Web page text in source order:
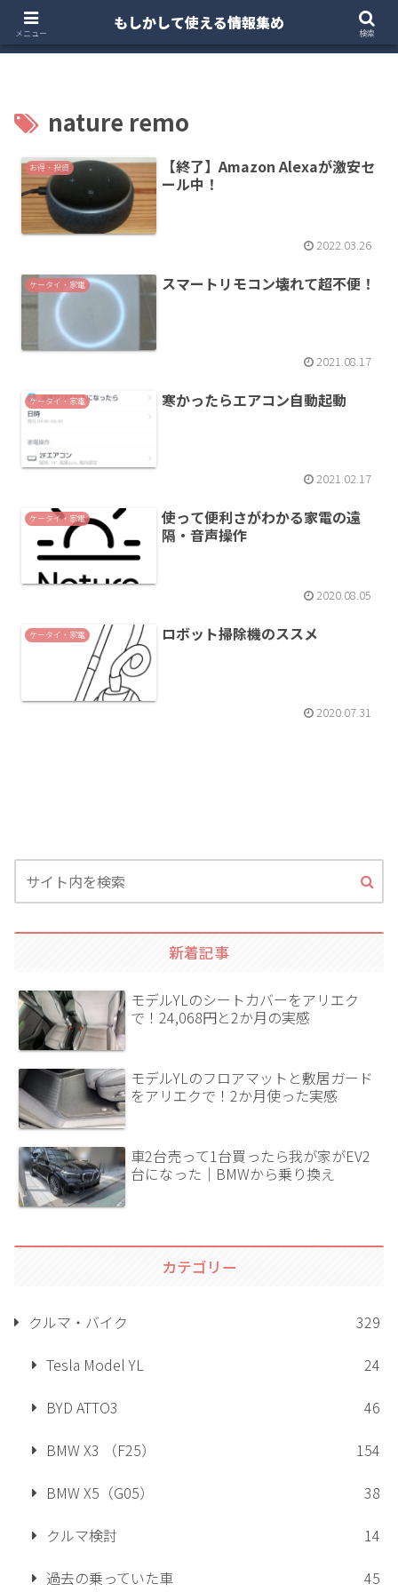
ホーム 注文住宅
nature remo
お得・投資
【終了】Amazon Alexaが激安セ
ール中！
2022.03.26
ケータイ・家電 スマートリモコン壊れて超不便！
2021.08.17
ケータイ・家電 寒かったらエアコン自動起動
2021.02.17
ケータイ・家電
使って便利さがわかる家電の遠
隔・音声操作
2020.08.05
ケータイ・家電 ロボット掃除機のススメ
2020.07.31
新着記事
モデルYLのシートカバーをアリエク
で！24,068円と2か月の実感
モデルYLのフロアマットと敷居ガード
をアリエクで！2か月使った実感
車2台売って1台買ったら我が家がEV2
台になった｜BMWから乗り換え
カテゴリー
クルマ・バイク
329
Tesla Model YL
24
BYD ATTO3
46
BMW X3 （F25）
154
BMW X5（G05）
38
クルマ検討
14
過去の乗っていた車
45
メニュー
もしかして使える情報集め
検索